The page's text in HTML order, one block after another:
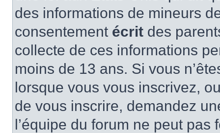
des informations de mineurs
consentement écrit des
collecte de ces informations
moins de 13 ans. Si vous
lorsque vous vous inscrivez,
de vous inscrire, demandez
l’équipe du forum ne peut